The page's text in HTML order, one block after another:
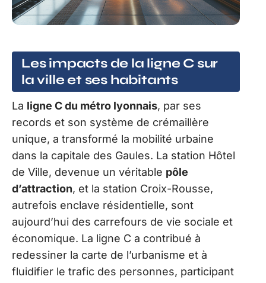
Les impacts de la ligne C sur
la ville et ses habitants
La ligne C du métro lyonnais, par ses
records et son système de crémaillère
unique, a transformé la mobilité urbaine
dans la capitale des Gaules. La station Hôtel
de Ville, devenue un véritable pôle
d’attraction, et la station Croix-Rousse,
autrefois enclave résidentielle, sont
aujourd’hui des carrefours de vie sociale et
économique. La ligne C a contribué à
redessiner la carte de l’urbanisme et à
fluidifier le trafic des personnes, participant